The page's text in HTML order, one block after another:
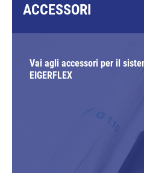
ACCESSORI
Vai agli accessori per il
EIGERFLEX